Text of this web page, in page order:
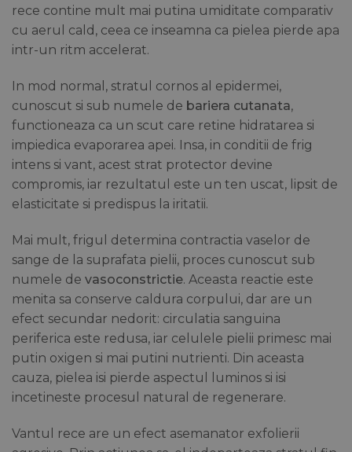
rece contine mult mai putina umiditate comparativ
cu aerul cald, ceea ce inseamna ca pielea pierde apa
intr-un ritm accelerat.
In mod normal, stratul cornos al epidermei,
cunoscut si sub numele de bariera cutanata,
functioneaza ca un scut care retine hidratarea si
impiedica evaporarea apei. Insa, in conditii de frig
intens si vant, acest strat protector devine
compromis, iar rezultatul este un ten uscat, lipsit de
elasticitate si predispus la iritatii.
Mai mult, frigul determina contractia vaselor de
sange de la suprafata pielii, proces cunoscut sub
numele de vasoconstrictie. Aceasta reactie este
menita sa conserve caldura corpului, dar are un
efect secundar nedorit: circulatia sanguina
periferica este redusa, iar celulele pielii primesc mai
putin oxigen si mai putini nutrienti. Din aceasta
cauza, pielea isi pierde aspectul luminos si isi
incetineste procesul natural de regenerare.
Vantul rece are un efect asemanator exfolierii